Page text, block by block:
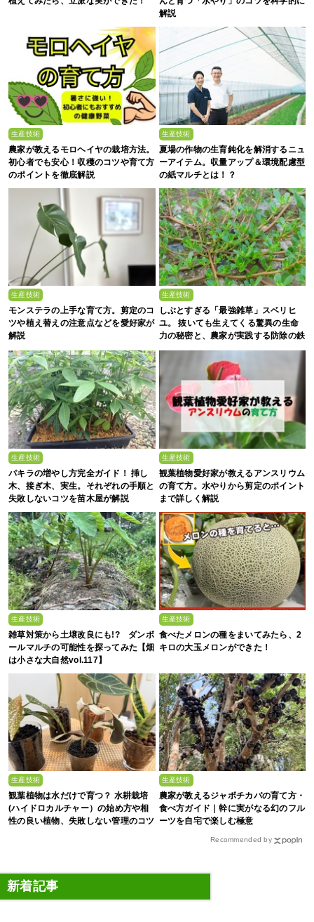
解説
生産技術
農家が教えるモロヘイヤの栽培方法。
初心者でも安心！収穫のコツや育て方
のポイントを徹底解説
生産技術
夏場の作物の生育鈍化を解消するニュ
ーアイテム。収量アップ＆環境配慮型
の紙マルチとは！？
生産技術
モンステラの上手な育て方。剪定のコ
ツや植え替えの注意点などを愛好家が
解説
生産技術
しぶとすぎる「最強雑草」スベリヒ
ユ。 抜いても生えてくる驚異の生命
力の秘密と、農家が実践する防除の鉄
則
生産技術
パキラの増やし方完全ガイド！ 挿し
木、接ぎ木、実生。それぞれの手順と
失敗しないコツを苗木屋が解説
生産技術
観葉植物愛好家が教えるアンスリウム
の育て方。水やりから剪定のポイント
まで詳しく解説
生産技術
雑草対策から土壌改良にも!? ダンボ
ールマルチの可能性を探ってみた【畑
は小さな大自然vol.117】
生産技術
食べたメロンの種をまいてみたら、2
キロの大玉メロンができた！
生産技術
観葉植物は水だけで育つ？ 水耕栽培
(ハイドロカルチャー）の始め方や相
性の良い植物、失敗しない管理のコツ
生産技術
農家が教えるジャボチカバの育て方・
食べ方ガイド｜幹に実がなる幻のフル
ーツを自宅で楽しむ極意
Recommended by
新着記事